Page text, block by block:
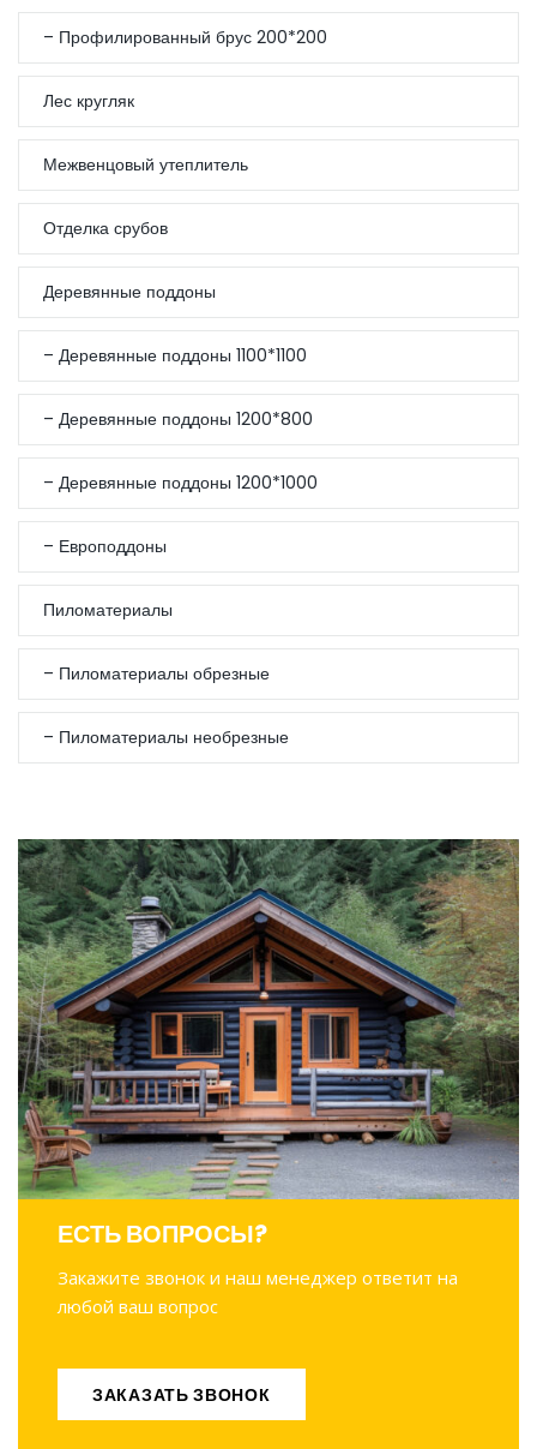
– Профилированный брус 200*200
Лес кругляк
Межвенцовый утеплитель
Отделка срубов
Деревянные поддоны
– Деревянные поддоны 1100*1100
– Деревянные поддоны 1200*800
– Деревянные поддоны 1200*1000
– Европоддоны
Пиломатериалы
– Пиломатериалы обрезные
– Пиломатериалы необрезные
ЕСТЬ ВОПРОСЫ?
Закажите звонок и наш менеджер ответит на
любой ваш вопрос
ЗАКАЗАТЬ ЗВОНОК
Ваш номер телефона*